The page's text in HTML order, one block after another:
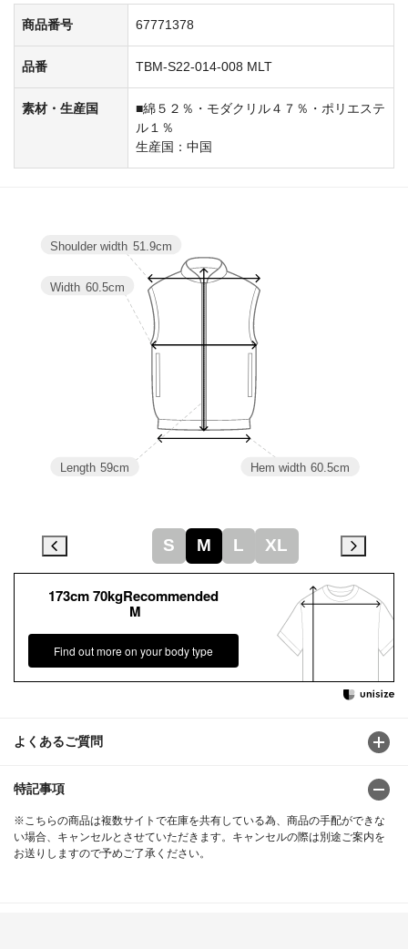
商品番号 67771378
品番 TBM-S22-014-008 MLT
素材・生産国
■綿５２％・モダクリル４７％・ポリエステ
ル１％
生産国：中国
よくあるご質問
特記事項
※こちらの商品は複数サイトで在庫を共有している為、商品の手配ができな
い場合、キャンセルとさせていただきます。キャンセルの際は別途ご案内を
お送りしますので予めご了承ください。
173cm 70kgRecommended
M
Find out more on your body type
Hem width 60.5cm
Length 59cm
Width 60.5cm
Shoulder width 51.9cm
S M L XL